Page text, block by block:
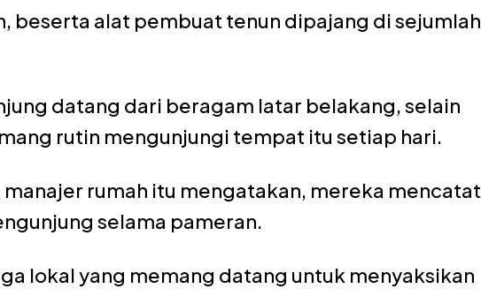
beserta alat pembuat tenun dipajang di sejumlah
datang dari beragam latar belakang, selain
rutin mengunjungi tempat itu setiap hari.
manajer rumah itu mengatakan, mereka mencatat
selama pameran.
lokal yang memang datang untuk menyaksikan